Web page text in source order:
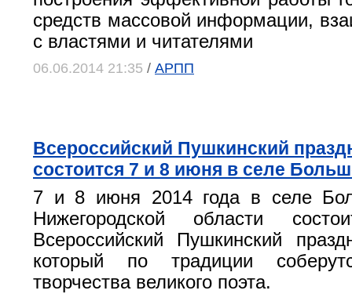
средств массовой информации,
с властями и читателями
06.06.2014 21:35 / АРПП
Всероссийский Пушкинский
состоится 7 и 8 июня в селе
7 и 8 июня 2014 года в селе
Нижегородской области
Всероссийский Пушкинский
который по традиции
творчества великого поэта.